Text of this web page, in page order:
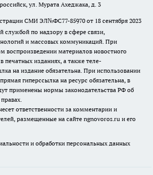
ул. Мурата Ахеджака, д. 3
СМИ ЭЛ№ФС77-85970 от 18 сентября 2023
службой по надзору в сфере связи,
и массовых коммуникаций. При
воспроизведении материалов новостного
печатных изданиях, а также теле-
на издание обязательна. При использовании
гиперссылка на ресурс обязательна, в
применены нормы законодательства РФ об
ответственности за комментарии и
размещенные на сайте ngnovoros.ru и его
и обработки персональных данных